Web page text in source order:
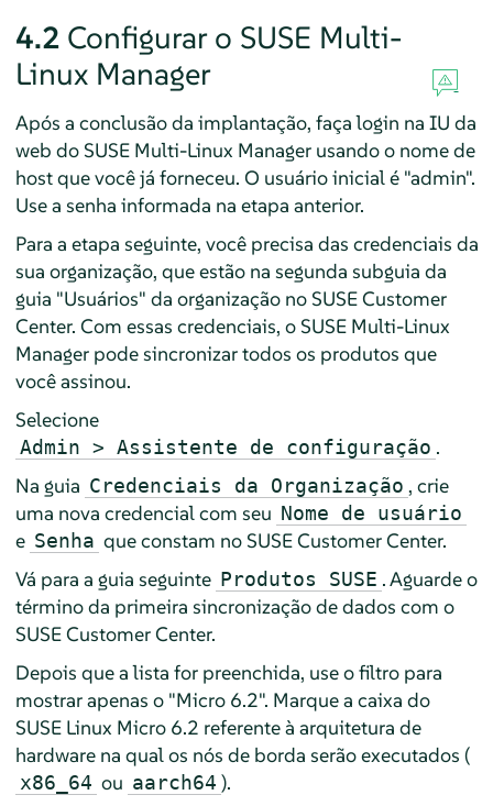
4.2 Configurar o SUSE Multi-
Linux Manager
Após a conclusão da implantação, faça login na IU da
web do SUSE Multi-Linux Manager usando o nome de
host que você já forneceu. O usuário inicial é "admin".
Use a senha informada na etapa anterior.
Para a etapa seguinte, você precisa das credenciais da
sua organização, que estão na segunda subguia da
guia "Usuários" da organização no SUSE Customer
Center. Com essas credenciais, o SUSE Multi-Linux
Manager pode sincronizar todos os produtos que
você assinou.
Selecione
Admin > Assistente de configuração .
Na guia Credenciais da Organização , crie
uma nova credencial com seu Nome de usuário
e Senha que constam no SUSE Customer Center.
Vá para a guia seguinte Produtos SUSE . Aguarde o
término da primeira sincronização de dados com o
SUSE Customer Center.
Depois que a lista for preenchida, use o filtro para
mostrar apenas o "Micro 6.2". Marque a caixa do
SUSE Linux Micro 6.2 referente à arquitetura de
hardware na qual os nós de borda serão executados (
x86_64 ou aarch64 ).